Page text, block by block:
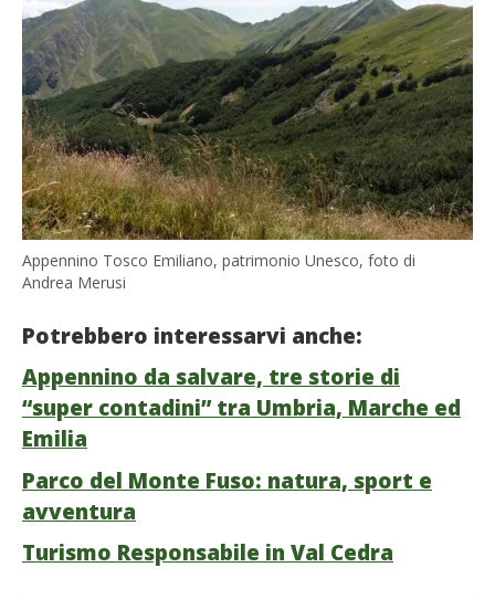
Appennino Tosco Emiliano, patrimonio Unesco, foto di
Andrea Merusi
Potrebbero interessarvi anche:
Appennino da salvare, tre storie di
“super contadini” tra Umbria, Marche ed
Emilia
Parco del Monte Fuso: natura, sport e
avventura
Turismo Responsabile in Val Cedra